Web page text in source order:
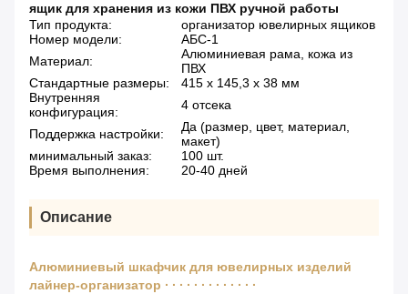
ящик для хранения из кожи ПВХ ручной работы
Тип продукта:
организатор ювелирных ящиков
Номер модели:
АБС-1
Материал:
Алюминиевая рама, кожа из
ПВХ
Стандартные размеры:
415 х 145,3 х 38 мм
Внутренняя
конфигурация:
4 отсека
Поддержка настройки:
Да (размер, цвет, материал,
макет)
минимальный заказ:
100 шт.
Время выполнения:
20-40 дней
Описание
Алюминиевый шкафчик для ювелирных изделий
лайнер-организатор ∙ ∙ ∙ ∙ ∙ ∙ ∙ ∙ ∙ ∙ ∙ ∙ ∙